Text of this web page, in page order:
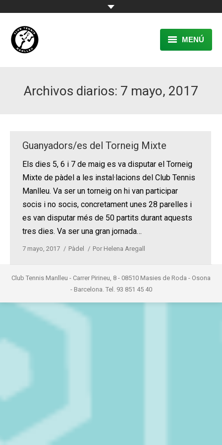
MENÚ
RESERVA
CONTACTE
Archivos diarios: 7 mayo, 2017
Guanyadors/es del Torneig Mixte
Els dies 5, 6 i 7 de maig es va disputar el Torneig
Mixte de pàdel a les instal·lacions del Club Tennis
Manlleu. Va ser un torneig on hi van participar
socis i no socis, concretament unes 28 parelles i
es van disputar més de 50 partits durant aquests
tres dies. Va ser una gran jornada…
7 mayo, 2017 Pàdel Por Helena Aregall
Club Tennis Manlleu - Carrer Pirineu, 8 - 08510 Masies de Roda - Osona
- Barcelona. Tel. 93 851 45 40